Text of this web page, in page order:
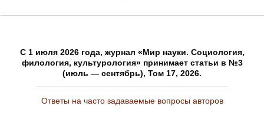
C 1 июля 2026 года, журнал «Мир науки. Социология,
филология, культурология» принимает статьи в №3
(июль — сентябрь), Том 17, 2026.
Ответы на часто задаваемые вопросы авторов